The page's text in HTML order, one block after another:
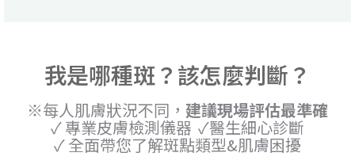
我是哪種斑？該怎麼判斷？
※每人肌膚狀況不同， 建議現場評估最準確
✓ 專業皮膚檢測儀器 ✓醫生細心診斷
✓ 全面帶您了解斑點類型&肌膚困擾